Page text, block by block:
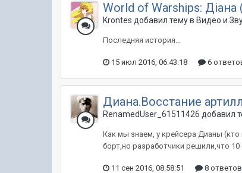
World of Warships: Дiана
Krontes добавил тему в Видео и
Последняя история...
15 июл 2016, 06:43:18 6
Диана.Восстание
RenamedUser_61511426 добавил
Как мы знаем, у крейсера Дианы
борт,но разработчики решили,что
11 сен 2016, 08:58:51 8 ответов